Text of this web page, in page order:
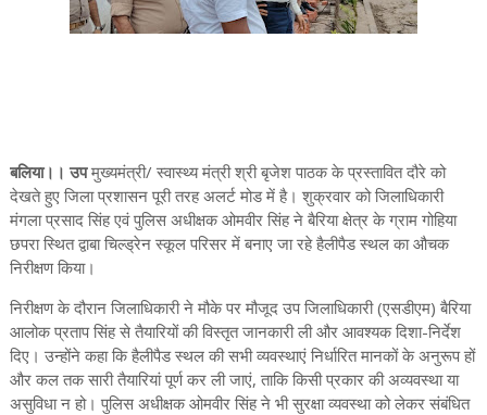
बलिया।। उपमुख्यमंत्री/ स्वास्थ्य मंत्री श्री बृजेश पाठक के प्रस्तावित दौरे को
देखते हुए जिला प्रशासन पूरी तरह अलर्ट मोड में है। शुक्रवार को जिलाधिकारी
मंगला प्रसाद सिंह एवं पुलिस अधीक्षक ओमवीर सिंह ने बैरिया क्षेत्र के ग्राम गोहिया
छपरा स्थित द्वाबा चिल्ड्रेन स्कूल परिसर में बनाए जा रहे हैलीपैड स्थल का औचक
निरीक्षण किया।
निरीक्षण के दौरान जिलाधिकारी ने मौके पर मौजूद उप जिलाधिकारी (एसडीएम) बैरिया
आलोक प्रताप सिंह से तैयारियों की विस्तृत जानकारी ली और आवश्यक दिशा-निर्देश
दिए। उन्होंने कहा कि हैलीपैड स्थल की सभी व्यवस्थाएं निर्धारित मानकों के अनुरूप हों
और कल तक सारी तैयारियां पूर्ण कर ली जाएं, ताकि किसी प्रकार की अव्यवस्था या
असुविधा न हो। पुलिस अधीक्षक ओमवीर सिंह ने भी सुरक्षा व्यवस्था को लेकर संबंधित